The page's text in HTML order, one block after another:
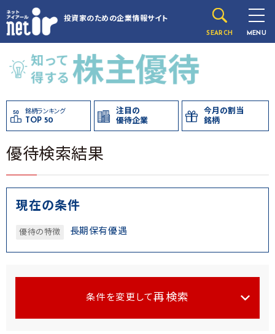
投資家のための企業情報サイト
SEARCH MENU
銘柄ランキング
TOP 50
注目の
優待企業
今月の割当
銘柄
優待検索結果
現在の条件
優待の特徴 長期保有優遇
条件を変更して 再検索